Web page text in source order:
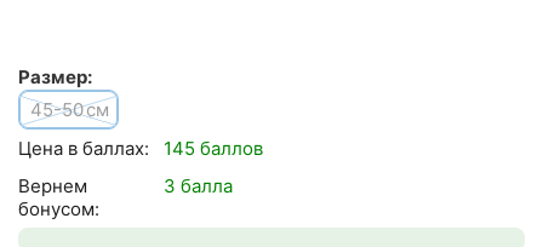
Размер:
45-50см
Цена в баллах:
145 баллов
Вернем
бонусом:
3 балла